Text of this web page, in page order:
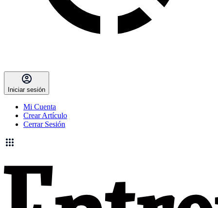
Iniciar sesión
Mi Cuenta
Crear Artículo
Cerrar Sesión